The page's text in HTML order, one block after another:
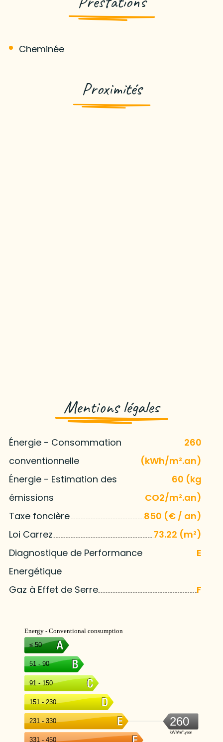
Cheminée
Proximités
Mentions légales
Énergie - Consommation
conventionnelle
260
(kWh/m².an)
Énergie - Estimation des
émissions
60 (kg
CO2/m².an)
Taxe foncière
850 (€ / an)
Loi Carrez
73.22 (m²)
Diagnostique de Performance
Energétique
E
Gaz à Effet de Serre F